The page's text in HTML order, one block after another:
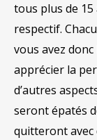
tous plus de 15
respectif.
vous avez
apprécier la
d’autres
seront épatés
quitteront avec